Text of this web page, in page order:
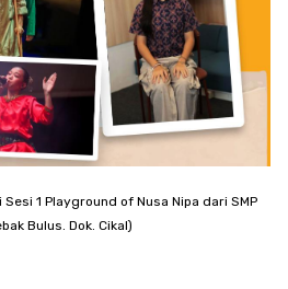
1 Playground of Nusa Nipa dari SMP
Bulus. Dok. Cikal)